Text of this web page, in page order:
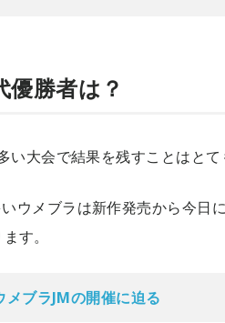
勝者は？
大会で結果を残すことはとて
ウメブラは新作発売から今日
す。
ブラJMの開催に迫る